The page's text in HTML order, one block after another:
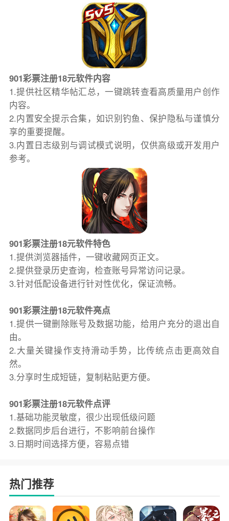
901彩票注册18元软件内容
1.提供社区精华帖汇总，一键跳转查看高质量用户创作
内容。
2.内置安全提示合集，如识别钓鱼、保护隐私与谨慎分
享的重要提醒。
3.内置日志级别与调试模式说明，仅供高级或开发用户
参考。
901彩票注册18元软件特色
1.提供浏览器插件，一键收藏网页正文。
2.提供登录历史查询，检查账号异常访问记录。
3.针对低配设备进行针对性优化，保证流畅。
901彩票注册18元软件亮点
1.提供一键删除账号及数据功能，给用户充分的退出自
由。
2.大量关键操作支持滑动手势，比传统点击更高效自
然。
3.分享时生成短链，复制粘贴更方便。
901彩票注册18元软件点评
1.基础功能灵敏度，很少出现低级问题
2.数据同步后台进行，不影响前台操作
3.日期时间选择方便，容易点错
热门推荐